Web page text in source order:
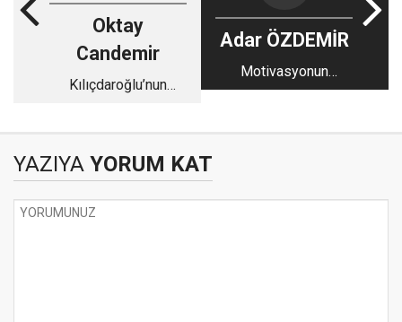
Oktay
Candemir
Kılıçdaroğlu’nun
Adar ÖZDEMİR
Motivasyonun
Sürdürülebilirliği:
YAZIYA YORUM KAT